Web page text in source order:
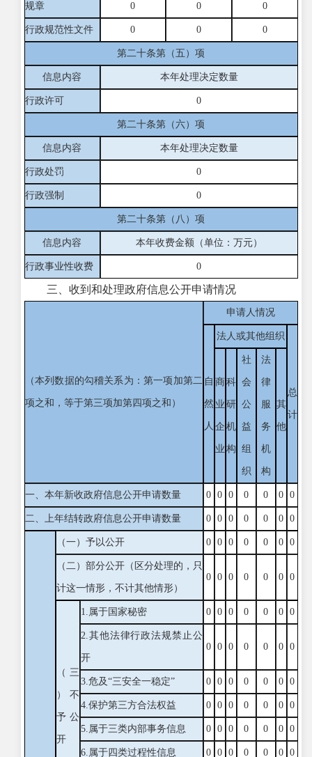
规章 0 0 0
行政规范性文件 0 0 0
第二十条第（五）项
信息内容 本年处理决定数量
行政许可 0
第二十条第（六）项
信息内容 本年处理决定数量
行政处罚 0
行政强制 0
第二十条第（八）项
信息内容 本年收费金额（单位：万元）
行政事业性收费 0
三、收到和处理政府信息公开申请情况
（本列数据的勾稽关系为：第一项加第二
项之和，等于第三项加第四项之和）
申请人情况
自
然
人
法人或其他组织
总
计
商
业
企
业
科
研
机
构
社
会
公
益
组
织
法
律
服
务
机
构
其
他
一、本年新收政府信息公开申请数量 0 0 0 0 0 0 0
二、上年结转政府信息公开申请数量 0 0 0 0 0 0 0
（一）予以公开 0 0 0 0 0 0 0
（二）部分公开（区分处理的，只
计这一情形，不计其他情形）
0 0 0 0 0 0 0
（三
）不
予公
开
1.属于国家秘密 0 0 0 0 0 0 0
2.其他法律行政法规禁止公
开
0 0 0 0 0 0 0
3.危及“三安全一稳定” 0 0 0 0 0 0 0
4.保护第三方合法权益 0 0 0 0 0 0 0
5.属于三类内部事务信息 0 0 0 0 0 0 0
6.属于四类过程性信息 0 0 0 0 0 0 0